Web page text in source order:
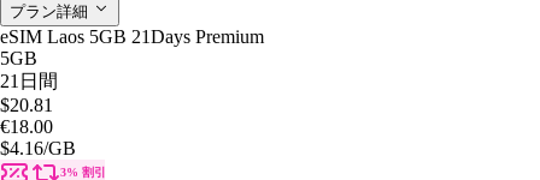
プラン詳細
eSIM Laos 5GB 21Days Premium
5GB
21日間
$20.81
€18.00
$4.16/GB
3% 割引